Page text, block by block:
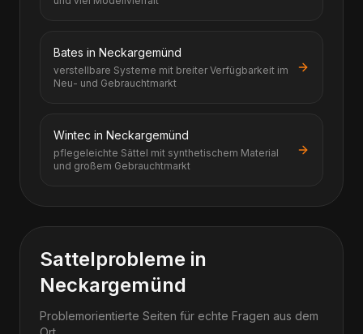
Bates in Neckargemünd
verstellbare Systeme mit breiter Verfügbarkeit im
Neu- und Gebrauchtmarkt
Wintec in Neckargemünd
pflegeleichte Sättel mit synthetischem Material
und großem Gebrauchtmarkt
Sattelprobleme in
Neckargemünd
Problemorientierte Seiten für echte Fragen aus dem